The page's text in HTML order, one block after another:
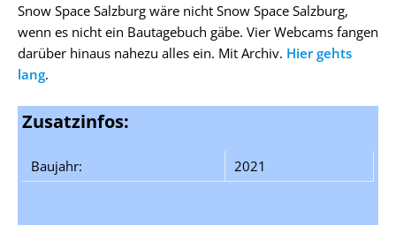
Snow Space Salzburg wäre nicht Snow Space Salzburg,
wenn es nicht ein Bautagebuch gäbe. Vier Webcams fangen
darüber hinaus nahezu alles ein. Mit Archiv. Hier gehts
lang.
Zusatzinfos:
Baujahr: 2021